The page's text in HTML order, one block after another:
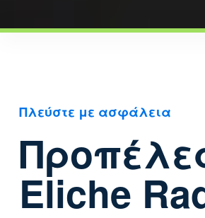
Πλεύστε με ασφάλεια
Eliche